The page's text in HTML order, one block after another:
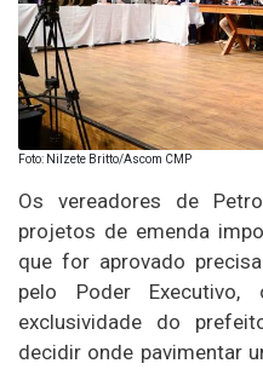
Foto: Nilzete Britto/Ascom CMP
Os vereadores de
projetos de emenda
que for aprovado
pelo Poder
exclusividade do
decidir onde pavimentar